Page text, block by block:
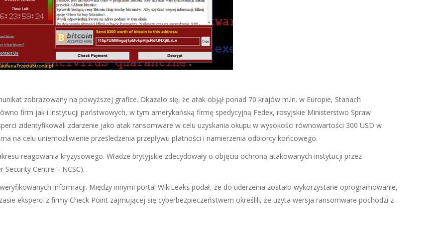
zobrazowany na powyższej grafice. Okazało się, że atak objął ponad 70 krajów m.in. w Europie, Stanach
firm jak i instytucji państwowych, w tym amerykańską firmę spedycyjną Fedex, rosyjskie Ministerstwo Spraw
zidentyfikowali zdarzenie jako atak ransomware w celu uzyskania okupu w wysokości równowartości 300 USD w
na celu uniemożliwienie prześledzenia przepływu płatności i namierzenia odbiorcy końcowego.
reagowania kryzysowego. Władze brytyjskie zdecydowały o objęciu ochroną atakowanych instytucji przez
Centre – NCSC).
informacji. Między innymi portal WikiLeaks podał, że do uderzenia zostało wykorzystane oprogramowanie,
eksperci z firmy Check Point zajmującej się cyberbezpieczeństwem określili, że użyta wersja ransomware pochodzi z